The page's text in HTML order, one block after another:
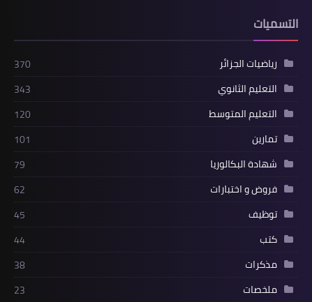
التسميات
رياضيات الجزائر
370
التعليم الثانوي
343
التعليم المتوسط
120
تمارين
101
شهادة البكالوريا
79
فروض و اختبارات
62
توظيف
45
كتب
44
مذكرات
38
ملخصات
23